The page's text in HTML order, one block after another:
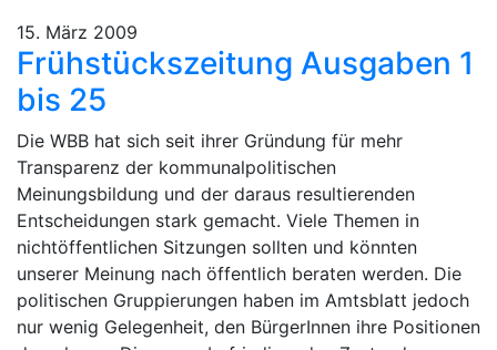
15. März 2009
Frühstückszeitung Ausgaben 1
bis 25
Die WBB hat sich seit ihrer Gründung für mehr
Transparenz der kommunalpolitischen
Meinungsbildung und der daraus resultierenden
Entscheidungen stark gemacht. Viele Themen in
nichtöffentlichen Sitzungen sollten und könnten
unserer Meinung nach öffentlich beraten werden. Die
politischen Gruppierungen haben im Amtsblatt jedoch
nur wenig Gelegenheit, den BürgerInnen ihre Positionen